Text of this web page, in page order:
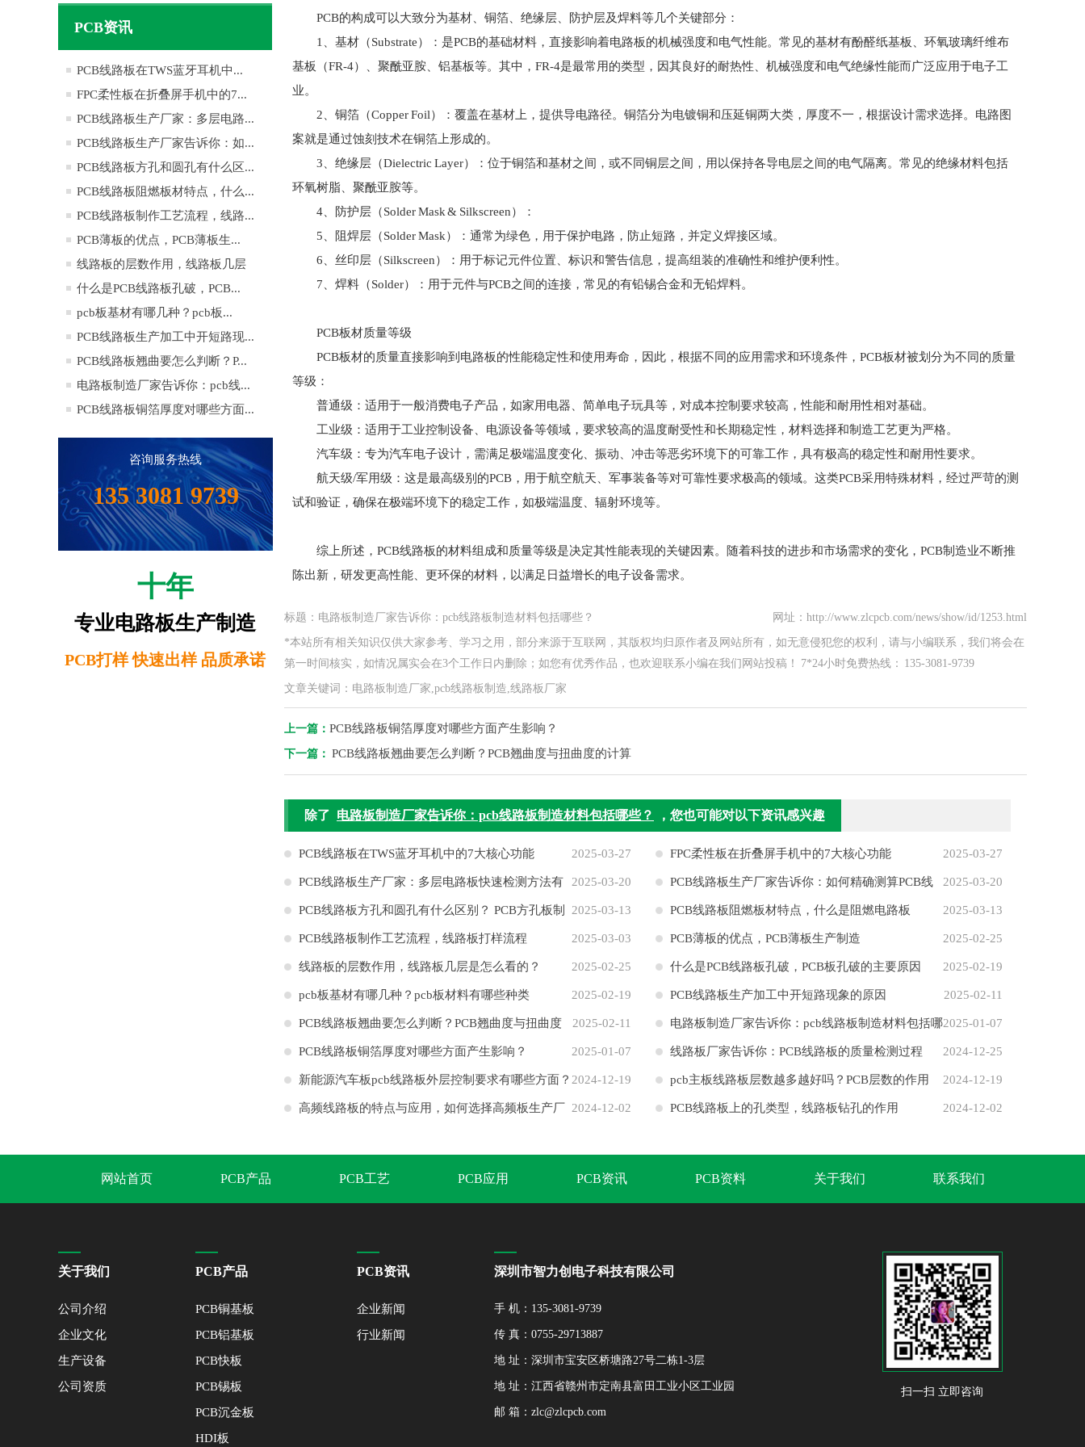
PCB资讯
PCB线路板在TWS蓝牙耳机中...
FPC柔性板在折叠屏手机中的7...
PCB线路板生产厂家：多层电路...
PCB线路板生产厂家告诉你：如...
PCB线路板方孔和圆孔有什么区...
PCB线路板阻燃板材特点，什么...
PCB线路板制作工艺流程，线路...
PCB薄板的优点，PCB薄板生...
线路板的层数作用，线路板几层
是...
什么是PCB线路板孔破，PCB...
pcb板基材有哪几种？pcb板...
PCB线路板生产加工中开短路现...
PCB线路板翘曲要怎么判断？P...
电路板制造厂家告诉你：pcb线...
PCB线路板铜箔厚度对哪些方面...
咨询服务热线
135 3081 9739
十年
专业电路板生产制造
PCB打样 快速出样 品质承诺
PCB的构成可以大致分为基材、铜箔、绝缘层、防护层及焊料等几个关键部分：
1、基材（Substrate）：是PCB的基础材料，直接影响着电路板的机械强度和电气性能。常见的基材有酚醛纸基板、环氧玻璃纤维布
基板（FR-4）、聚酰亚胺、铝基板等。其中，FR-4是最常用的类型，因其良好的耐热性、机械强度和电气绝缘性能而广泛应用于电子工
业。
2、铜箔（Copper Foil）：覆盖在基材上，提供导电路径。铜箔分为电镀铜和压延铜两大类，厚度不一，根据设计需求选择。电路图
案就是通过蚀刻技术在铜箔上形成的。
3、绝缘层（Dielectric Layer）：位于铜箔和基材之间，或不同铜层之间，用以保持各导电层之间的电气隔离。常见的绝缘材料包括
环氧树脂、聚酰亚胺等。
4、防护层（Solder Mask & Silkscreen）：
5、阻焊层（Solder Mask）：通常为绿色，用于保护电路，防止短路，并定义焊接区域。
6、丝印层（Silkscreen）：用于标记元件位置、标识和警告信息，提高组装的准确性和维护便利性。
7、焊料（Solder）：用于元件与PCB之间的连接，常见的有铅锡合金和无铅焊料。
PCB板材质量等级
PCB板材的质量直接影响到电路板的性能稳定性和使用寿命，因此，根据不同的应用需求和环境条件，PCB板材被划分为不同的质量
等级：
普通级：适用于一般消费电子产品，如家用电器、简单电子玩具等，对成本控制要求较高，性能和耐用性相对基础。
工业级：适用于工业控制设备、电源设备等领域，要求较高的温度耐受性和长期稳定性，材料选择和制造工艺更为严格。
汽车级：专为汽车电子设计，需满足极端温度变化、振动、冲击等恶劣环境下的可靠工作，具有极高的稳定性和耐用性要求。
航天级/军用级：这是最高级别的PCB，用于航空航天、军事装备等对可靠性要求极高的领域。这类PCB采用特殊材料，经过严苛的测
试和验证，确保在极端环境下的稳定工作，如极端温度、辐射环境等。
综上所述，PCB线路板的材料组成和质量等级是决定其性能表现的关键因素。随着科技的进步和市场需求的变化，PCB制造业不断推
陈出新，研发更高性能、更环保的材料，以满足日益增长的电子设备需求。
标题：电路板制造厂家告诉你：pcb线路板制造材料包括哪些？ 网址：http://www.zlcpcb.com/news/show/id/1253.html
*本站所有相关知识仅供大家参考、学习之用，部分来源于互联网，其版权均归原作者及网站所有，如无意侵犯您的权利，请与小编联系，我们将会在
第一时间核实，如情况属实会在3个工作日内删除；如您有优秀作品，也欢迎联系小编在我们网站投稿！ 7*24小时免费热线： 135-3081-9739
文章关键词：电路板制造厂家,pcb线路板制造,线路板厂家
上一篇： PCB线路板铜箔厚度对哪些方面产生影响？
下一篇： PCB线路板翘曲要怎么判断？PCB翘曲度与扭曲度的计算
除了 电路板制造厂家告诉你：pcb线路板制造材料包括哪些？ ，您也可能对以下资讯感兴趣
2025-03-27
PCB线路板在TWS蓝牙耳机中的7大核心功能 2025-03-27
FPC柔性板在折叠屏手机中的7大核心功能
2025-03-20
PCB线路板生产厂家：多层电路板快速检测方法有
哪些？
2025-03-20
PCB线路板生产厂家告诉你：如何精确测算PCB线
路阻抗
2025-03-13
PCB线路板方孔和圆孔有什么区别？ PCB方孔板制
作
2025-03-13
PCB线路板阻燃板材特点，什么是阻燃电路板
2025-03-03
PCB线路板制作工艺流程，线路板打样流程 2025-02-25
PCB薄板的优点，PCB薄板生产制造
2025-02-25
线路板的层数作用，线路板几层是怎么看的？ 2025-02-19
什么是PCB线路板孔破，PCB板孔破的主要原因
2025-02-19
pcb板基材有哪几种？pcb板材料有哪些种类 2025-02-11
PCB线路板生产加工中开短路现象的原因
2025-02-11
PCB线路板翘曲要怎么判断？PCB翘曲度与扭曲度
的计算
2025-01-07
电路板制造厂家告诉你：pcb线路板制造材料包括哪
些？
2025-01-07
PCB线路板铜箔厚度对哪些方面产生影响？ 2024-12-25
线路板厂家告诉你：PCB线路板的质量检测过程
2024-12-19
新能源汽车板pcb线路板外层控制要求有哪些方面？ 2024-12-19
pcb主板线路板层数越多越好吗？PCB层数的作用
2024-12-02
高频线路板的特点与应用，如何选择高频板生产厂 2024-12-02
PCB线路板上的孔类型，线路板钻孔的作用
网站首页 PCB产品 PCB工艺 PCB应用 PCB资讯 PCB资料 关于我们 联系我们
关于我们
公司介绍
企业文化
生产设备
公司资质
PCB产品
PCB铜基板
PCB铝基板
PCB快板
PCB锡板
PCB沉金板
HDI板
PCB资讯
企业新闻
行业新闻
深圳市智力创电子科技有限公司
手 机：135-3081-9739
传 真：0755-29713887
地 址：深圳市宝安区桥塘路27号二栋1-3层
地 址：江西省赣州市定南县富田工业小区工业园
邮 箱：zlc@zlcpcb.com
扫一扫 立即咨询